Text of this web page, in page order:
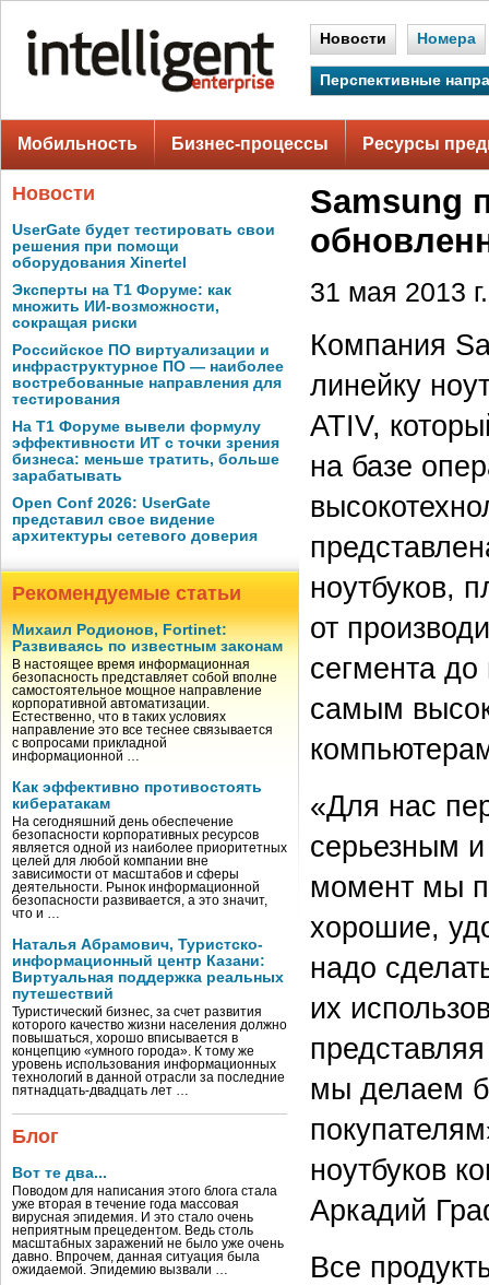
Новости Номера
Перспективные
Мобильность Бизнес-процессы Ресурсы
Новости
UserGate будет тестировать свои
решения при помощи
оборудования Xinertel
Эксперты на Т1 Форуме: как
множить ИИ-возможности,
сокращая риски
Российское ПО виртуализации и
инфраструктурное ПО — наиболее
востребованные направления для
тестирования
На Т1 Форуме вывели формулу
эффективности ИТ с точки зрения
бизнеса: меньше тратить, больше
зарабатывать
Open Conf 2026: UserGate
представил свое видение
архитектуры сетевого доверия
Рекомендуемые статьи
Михаил Родионов, Fortinet:
Развиваясь по известным законам
В настоящее время информационная
безопасность представляет собой вполне
самостоятельное мощное направление
корпоративной автоматизации.
Естественно, что в таких условиях
направление это все теснее связывается
с вопросами прикладной
информационной …
Как эффективно противостоять
кибератакам
На сегодняшний день обеспечение
безопасности корпоративных ресурсов
является одной из наиболее приоритетных
целей для любой компании вне
зависимости от масштабов и сферы
деятельности. Рынок информационной
безопасности развивается, а это значит,
что и …
Наталья Абрамович, Туристско-
информационный центр Казани:
Виртуальная поддержка реальных
путешествий
Туристический бизнес, за счет развития
которого качество жизни населения должно
повышаться, хорошо вписывается в
концепцию «умного города». К тому же
уровень использования информационных
технологий в данной отрасли за последние
пятнадцать-двадцать лет …
Блог
Вот те два...
Поводом для написания этого блога стала
уже вторая в течение года массовая
вирусная эпидемия. И это стало очень
неприятным прецедентом. Ведь столь
масштабных заражений не было уже очень
давно. Впрочем, данная ситуация была
ожидаемой. Эпидемию вызвали …
Samsung
31 мая 2013 г.
Компания
линейку
ATIV,
на базе
ноутбуков,
от
сегмента
самым
«Для нас
серьезным
момент мы
хорошие,
надо
их
мы делаем
ноутбуков
Аркадий
Все